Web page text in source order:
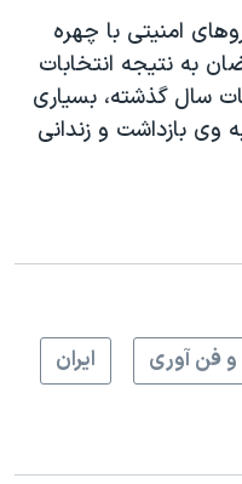
امنیتی با چهره
به نتیجه انتخابات
سال گذشته، بسیاری
بازداشت و زندانی
و فن آوری ايران